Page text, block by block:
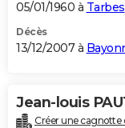
05/01/1960 à Tarbes
Décès
13/12/2007 à
Jean-louis
Créer une cagnotte